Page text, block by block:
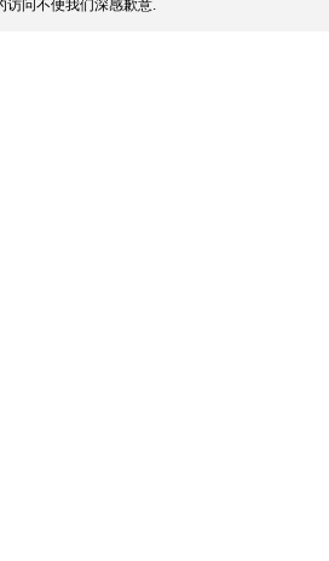
问不便我们深感歉意.